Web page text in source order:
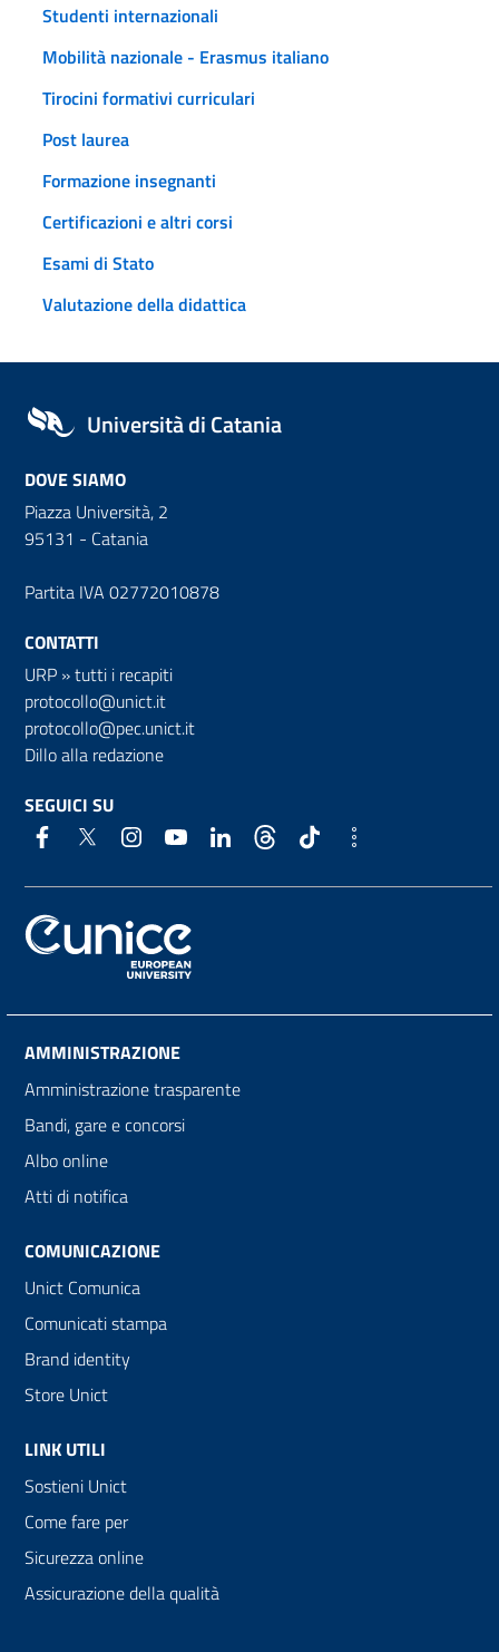
Studenti internazionali
Mobilità nazionale - Erasmus italiano
Tirocini formativi curriculari
Post laurea
Formazione insegnanti
Certificazioni e altri corsi
Esami di Stato
Valutazione della didattica
Università di Catania
DOVE SIAMO
Piazza Università, 2
95131 - Catania
Partita IVA 02772010878
CONTATTI
URP »tutti i recapiti
protocollo@unict.it
protocollo@pec.unict.it
Dillo alla redazione
SEGUICI SU
AMMINISTRAZIONE
Amministrazione trasparente
Bandi, gare e concorsi
Albo online
Atti di notifica
COMUNICAZIONE
Unict Comunica
Comunicati stampa
Brand identity
Store Unict
LINK UTILI
Sostieni Unict
Come fare per
Sicurezza online
Assicurazione della qualità